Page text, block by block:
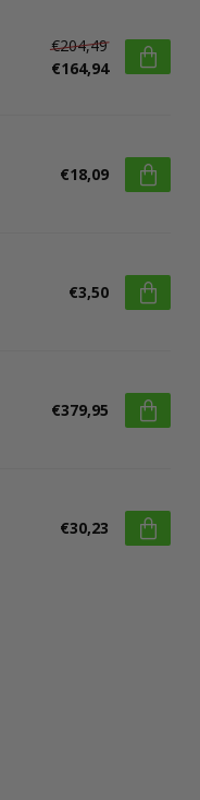
€204,49
€164,94
€18,09
€3,50
€379,95
€30,23